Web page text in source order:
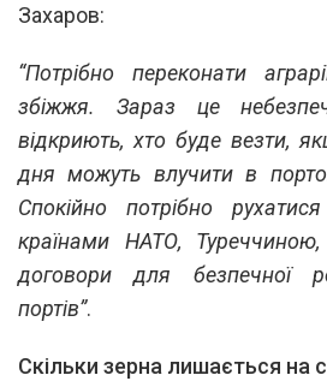
Захаров:
“Потрібно переконати
збіжжя. Зараз це
відкриють, хто буде везти,
дня можуть влучити в
Спокійно потрібно
країнами НАТО,
договори для безпечної
портів”.
Скільки зерна лишається на